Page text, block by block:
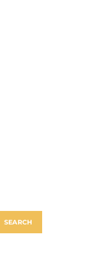
SEARCH